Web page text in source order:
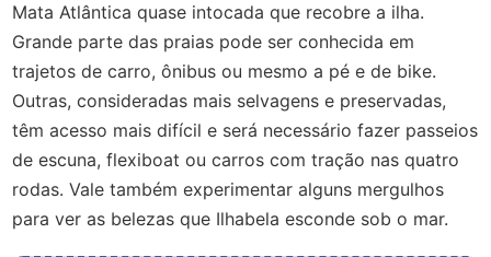
Mata Atlântica quase intocada que recobre a ilha.
Grande parte das praias pode ser conhecida em
trajetos de carro, ônibus ou mesmo a pé e de bike.
Outras, consideradas mais selvagens e preservadas,
têm acesso mais difícil e será necessário fazer passeios
de escuna, flexiboat ou carros com tração nas quatro
rodas. Vale também experimentar alguns mergulhos
para ver as belezas que Ilhabela esconde sob o mar.